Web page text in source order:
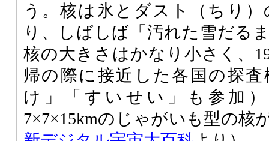
う。核は氷とダスト（ちり
り、しばしば「汚れた雪だる
核の大きさはかなり小さく、
帰の際に接近した各国の探
け」「すいせい」も参加
7×7×15kmのじゃがいも型の核